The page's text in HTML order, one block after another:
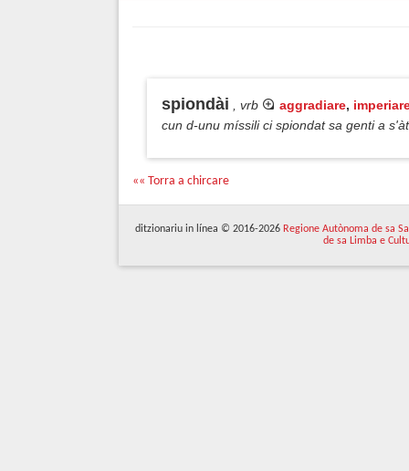
spiondài , vrb aggradiare,
cun d-unu míssili ci spiondat sa genti a
«« Torra a chircare
ditzionariu in línea © 2016-2026 Regione Autònoma de sa
de sa Limba e